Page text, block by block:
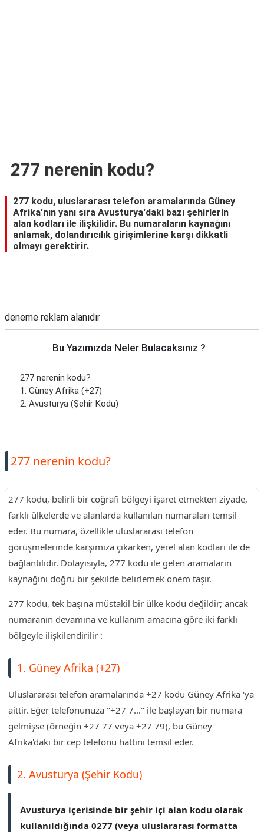
277 nerenin kodu?
277 kodu, uluslararası telefon aramalarında Güney
Afrika'nın yanı sıra Avusturya'daki bazı şehirlerin
alan kodları ile ilişkilidir. Bu numaraların kaynağını
anlamak, dolandırıcılık girişimlerine karşı dikkatli
olmayı gerektirir.
deneme reklam alanıdır
Bu Yazımızda Neler Bulacaksınız ?
277 nerenin kodu?
1. Güney Afrika (+27)
2. Avusturya (Şehir Kodu)
277 nerenin kodu?
277 kodu, belirli bir coğrafi bölgeyi işaret etmekten ziyade,
farklı ülkelerde ve alanlarda kullanılan numaraları temsil
eder. Bu numara, özellikle uluslararası telefon
görüşmelerinde karşımıza çıkarken, yerel alan kodları ile de
bağlantılıdır. Dolayısıyla, 277 kodu ile gelen aramaların
kaynağını doğru bir şekilde belirlemek önem taşır.
277 kodu, tek başına müstakil bir ülke kodu değildir; ancak
numaranın devamına ve kullanım amacına göre iki farklı
bölgeyle ilişkilendirilir :
1. Güney Afrika (+27)
Uluslararası telefon aramalarında +27 kodu Güney Afrika 'ya
aittir. Eğer telefonunuza "+27 7..." ile başlayan bir numara
gelmişse (örneğin +27 77 veya +27 79), bu Güney
Afrika'daki bir cep telefonu hattını temsil eder.
2. Avusturya (Şehir Kodu)
Avusturya içerisinde bir şehir içi alan kodu olarak
kullanıldığında 0277 (veya uluslararası formatta